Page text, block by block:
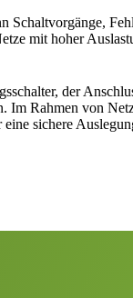
Schaltvorgänge,
mit hoher
der
Rahmen von
sichere